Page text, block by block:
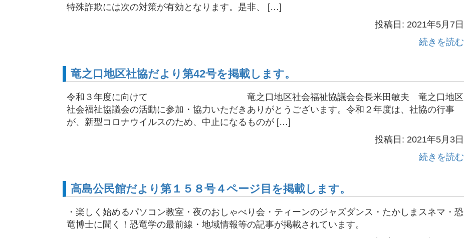
特殊詐欺には次の対策が有効となります。是非、 […]
投稿日: 2021年5月7日
続きを読む
竜之口地区社協だより第42号を掲載します。
令和３年度に向けて 竜之口地区社会福祉協議会会長米田敏夫 竜之口地区
社会福祉協議会の活動に参加・協力いただきありがとうございます。令和２年度は、社協の行事
が、新型コロナウイルスのため、中止になるものが […]
投稿日: 2021年5月3日
続きを読む
高島公民館だより第１５８号４ページ目を掲載します。
・楽しく始めるパソコン教室・夜のおしゃべり会・ティーンのジャズダンス・たかしまスネマ・恐
竜博士に聞く！恐竜学の最前線・地域情報等の記事が掲載されています。